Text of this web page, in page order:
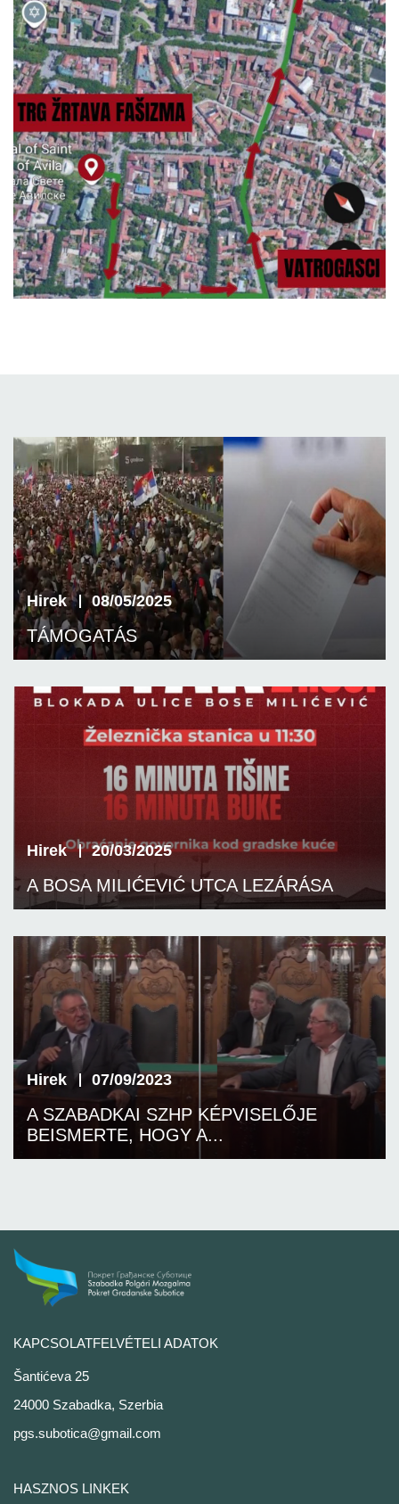
Hirek 08/05/2025
TÁMOGATÁS
Hirek 20/03/2025
A BOSA MILIĆEVIĆ UTCA LEZÁRÁSA
Hirek 07/09/2023
A SZABADKAI SZHP KÉPVISELŐJE
BEISMERTE, HOGY A...
KAPCSOLATFELVÉTELI ADATOK
Šantićeva 25
24000 Szabadka, Szerbia
pgs.subotica@gmail.com
HASZNOS LINKEK